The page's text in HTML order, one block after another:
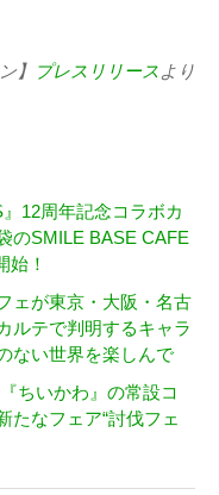
】 プレスリリースより
』12周年記念コラボカ
のSMILE BASE CAFE
始！
ェが東京・大阪・名古
ルテで判明するキャラ
ない世界を楽しんで
ちいかわ』の常設コ
たなフェア“討伐フェ